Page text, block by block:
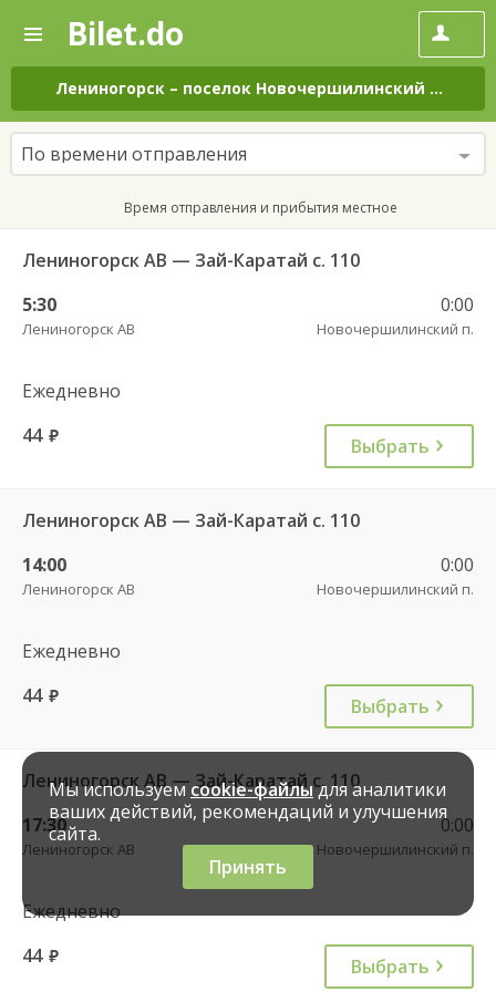
—
Поиск
и
покупка
билетов
на
автобус
онлайн
Bilet.do
Лениногорск – поселок Новочершилинский на все
По времени отправления
Время отправления и прибытия местное
Лениногорск АВ — Зай-Каратай с. 110
5:30
Лениногорск АВ
0:00
Новочершилинский п.
Ежедневно
44 руб. Выбрать
Лениногорск АВ — Зай-Каратай с. 110
14:00
Лениногорск АВ
0:00
Новочершилинский п.
Ежедневно
44 руб. Выбрать
Лениногорск АВ — Зай-Каратай с. 110
17:30
Лениногорск АВ
0:00
Новочершилинский п.
Ежедневно
44 руб. Выбрать
Мы используемcookie-файлыдля аналитики
ваших действий, рекомендаций и улучшения
сайта.
Принять